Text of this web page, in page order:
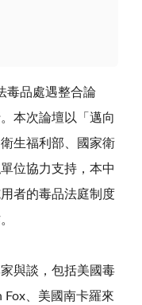
毒品處遇整合論
本次論壇以「邁向
生福利部、國家衛
位協力支持，本中
者的毒品法庭制度
與談，包括美國毒
Fox 、美國南卡羅來